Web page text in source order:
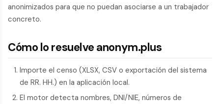
anonimizados para que no puedan asociarse a un trabajador
concreto.
Cómo lo resuelve anonym.plus
Importe el censo (XLSX, CSV o exportación del sistema
de RR. HH.) en la aplicación local.
El motor detecta nombres, DNI/NIE, números de